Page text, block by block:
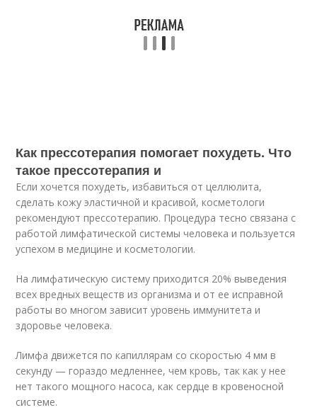
Как прессотерапия помогает похудеть. Что
такое прессотерапия и
Если хочется похудеть, избавиться от целлюлита,
сделать кожу эластичной и красивой, косметологи
рекомендуют прессотерапию. Процедура тесно связана с
работой лимфатической системы человека и пользуется
успехом в медицине и косметологии.
На лимфатическую систему приходится 20% выведения
всех вредных веществ из организма и от ее исправной
работы во многом зависит уровень иммунитета и
здоровье человека.
Лимфа движется по капиллярам со скоростью 4 мм в
секунду — гораздо медленнее, чем кровь, так как у нее
нет такого мощного насоса, как сердце в кровеносной
системе.